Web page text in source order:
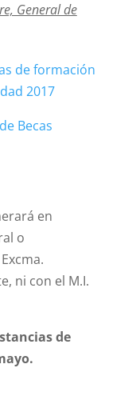
General de
de formación
2017
Becas
en
o
ni con el M.I.
de